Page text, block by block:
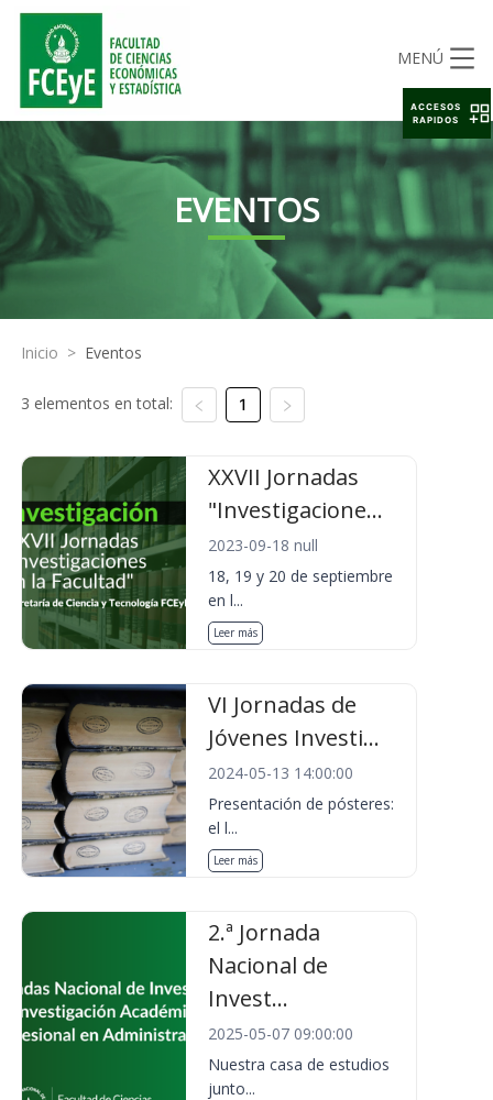
MENÚ
EVENTOS
Inicio > Eventos
3 elementos en total: 1
XXVII Jornadas
"Investigacione...
2023-09-18 null
18, 19 y 20 de septiembre
en l...
Leer más
VI Jornadas de
Jóvenes Investi...
2024-05-13 14:00:00
Presentación de pósteres:
el l...
Leer más
2.ª Jornada
Nacional de
Invest...
2025-05-07 09:00:00
Nuestra casa de estudios
junto...
ACCESOS
RAPIDOS